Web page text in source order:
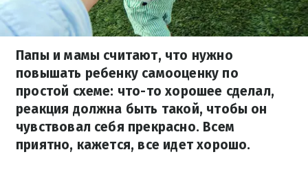
Папы и мамы считают, что нужно
повышать ребенку самооценку по
простой схеме: что-то хорошее сделал,
реакция должна быть такой, чтобы он
чувствовал себя прекрасно. Всем
приятно, кажется, все идет хорошо.